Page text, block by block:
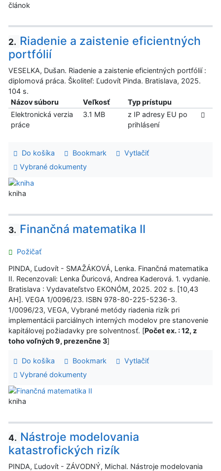
článok
2. Riadenie a zaistenie eficientných
portfólií
VESELKA, Dušan. Riadenie a zaistenie eficientných portfólií :
diplomová práca. Školiteľ: Ľudovít Pinda. Bratislava, 2025.
104 s.
Názov súboru
Veľkosť
Typ prístupu
Elektronická verzia
práce
3.1 MB
z IP adresy EU po
prihlásení
Do košíka Bookmark
Vytlačiť
Vybrané dokumenty
kniha
3. Finančná matematika II
Požičať
PINDA, Ľudovít - SMAŽÁKOVÁ, Lenka. Finančná matematika
II. Recenzovali: Lenka Ďuricová, Andrea Kaderová. 1. vydanie.
Bratislava : Vydavateľstvo EKONÓM, 2025. 202 s. [10,43
AH]. VEGA 1/0096/23. ISBN 978-80-225-5236-3.
1/0096/23, VEGA, Vybrané metódy riadenia rizík pri
implementácii parciálnych interných modelov pre stanovenie
kapitálovej požiadavky pre solventnosť. [Počet ex. : 12, z
toho voľných 9, prezenčne 3]
Do košíka Bookmark
Vytlačiť
Vybrané dokumenty
kniha
4. Nástroje modelovania
katastrofických rizík
PINDA, Ľudovít - ZÁVODNÝ, Michal. Nástroje modelovania